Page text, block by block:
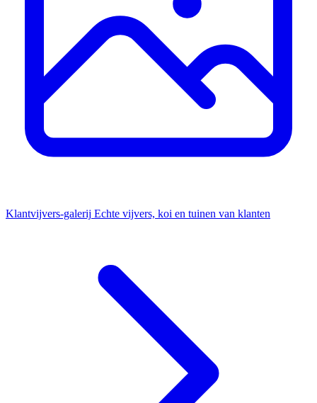
Klantvijvers-galerij Echte vijvers, koi en tuinen van klanten